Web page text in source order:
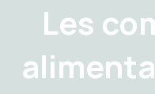
Les